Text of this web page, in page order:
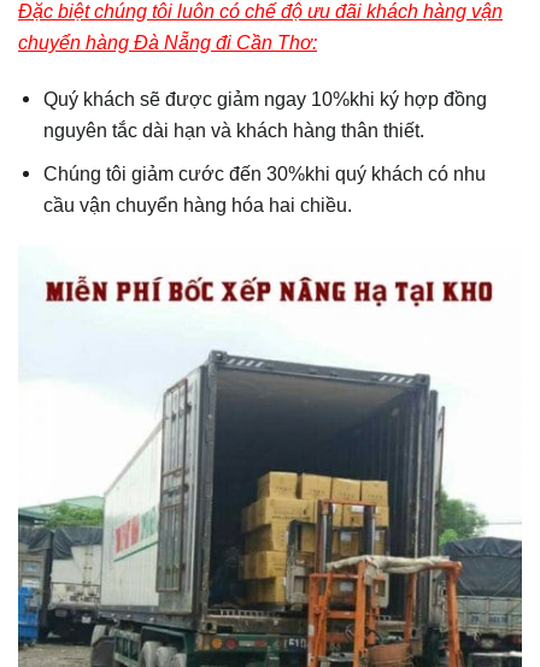
Đặc biệt chúng tôi luôn có chế độ ưu đãi khách hàng vận
chuyển hàng Đà Nẵng đi Cần Thơ:
Quý khách sẽ được giảm ngay 10%khi ký hợp đồng
nguyên tắc dài hạn và khách hàng thân thiết.
Chúng tôi giảm cước đến 30%khi quý khách có nhu
cầu vận chuyển hàng hóa hai chiều.